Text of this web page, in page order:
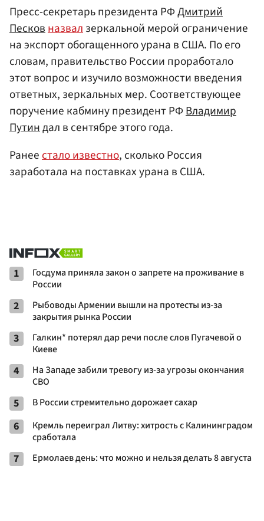
Пресс-секретарь президента РФДмитрий
Песковназвалзеркальной мерой ограничение
на экспорт обогащенного урана в США. По его
словам, правительство России проработало
этот вопрос и изучило возможности введения
ответных, зеркальных мер. Соответствующее
поручение кабмину президент РФВладимир
Путиндал в сентябре этого года.
Ранеестало известно, сколько Россия
заработала на поставках урана в США.
1
Госдума приняла закон о запрете на проживание в
России
2
Рыбоводы Армении вышли на протесты из-за
закрытия рынка России
3
Галкин* потерял дар речи после слов Пугачевой о
Киеве
4
На Западе забили тревогу из-за угрозы окончания
СВО
5 В России стремительно дорожает сахар
6
Кремль переиграл Литву: хитрость с Калининградом
сработала
7 Ермолаев день: что можно и нельзя делать 8 августа